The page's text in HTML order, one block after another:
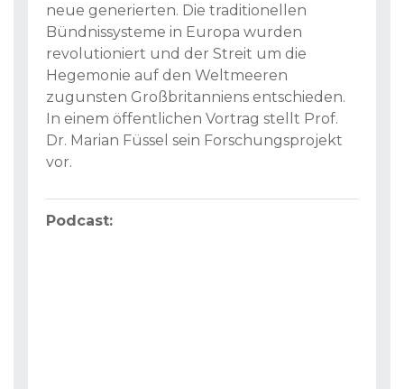
neue generierten. Die traditionellen
Bündnissysteme in Europa wurden
revolutioniert und der Streit um die
Hegemonie auf den Weltmeeren
zugunsten Großbritanniens entschieden.
In einem öffentlichen Vortrag stellt Prof.
Dr. Marian Füssel sein Forschungsprojekt
vor.
Podcast: